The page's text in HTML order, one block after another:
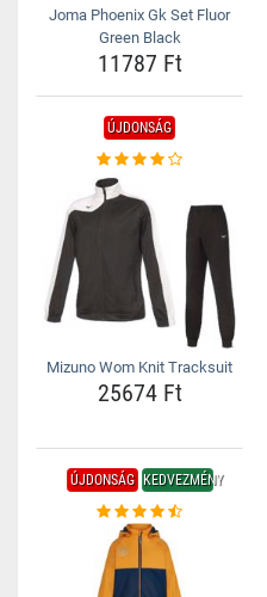
Joma Phoenix Gk Set Fluor
Green Black
11787 Ft
ÚJDONSÁG
Mizuno Wom Knit Tracksuit
25674 Ft
ÚJDONSÁG KEDVEZMÉNY